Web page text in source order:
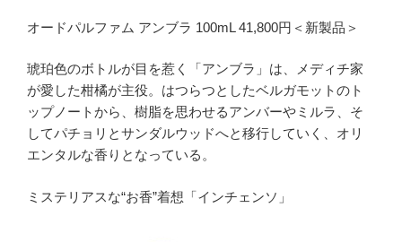
オードパルファム アンブラ 100mL 41,800円＜新製品＞
琥珀色のボトルが目を惹く「アンブラ」は、メディチ家
が愛した柑橘が主役。はつらつとしたベルガモットのト
ップノートから、樹脂を思わせるアンバーやミルラ、そ
してパチョリとサンダルウッドへと移行していく、オリ
エンタルな香りとなっている。
ミステリアスな“お香”着想「インチェンソ」